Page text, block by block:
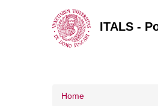
ITALS -
Tu sei qui
Home